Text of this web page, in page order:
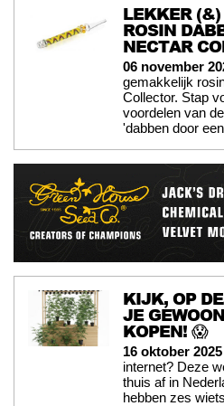
LEKKER
ROSIN
NECTAR
06 november
gemakkelijk
Collector. Stap
voordelen van
'dabben door
KIJK, OP
JE
KOPEN! 😱
16 oktober 2025
internet? Deze
thuis af in
hebben zes